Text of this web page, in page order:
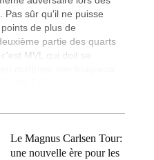
Pas sûr qu'il ne puisse
de plus de
partie des quarts
MVL qui doit se
Le Magnus Carlsen Tour:
une nouvelle ère pour les